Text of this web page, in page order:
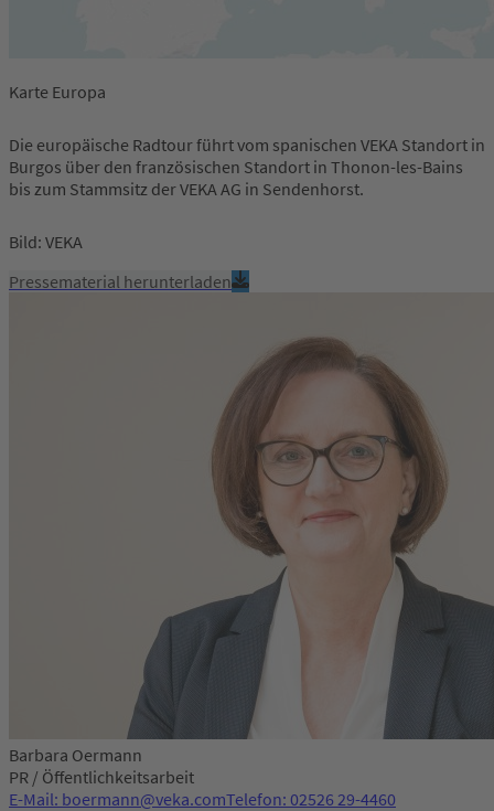
Karte Europa
Die europäische Radtour führt vom spanischen VEKA Standort in
Burgos über den französischen Standort in Thonon-les-Bains
bis zum Stammsitz der VEKA AG in Sendenhorst.
Bild: VEKA
Pressematerial herunterladen
Barbara Oermann
PR / Öffentlichkeitsarbeit
E-Mail: boermann@veka.comTelefon: 02526 29-4460